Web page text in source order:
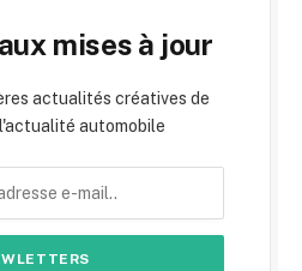
mises à jour
actualités créatives de
automobile